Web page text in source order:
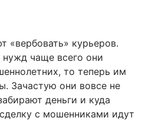
курьеров.
чаще всего они
то теперь им
Зачастую они вовсе не
деньги и куда
с мошенниками идут